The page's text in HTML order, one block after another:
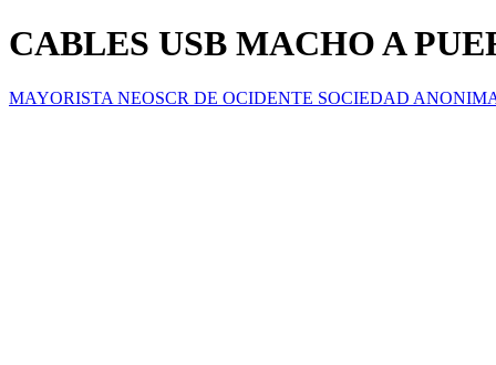
CABLES USB MACHO A
MAYORISTA NEOSCR DE OCIDENTE SOCIEDAD